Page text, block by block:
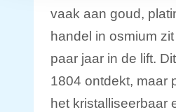
vaak aan goud,
handel in osmium
paar jaar in de lift.
1804 ontdekt, maar
het kristalliseerbaar